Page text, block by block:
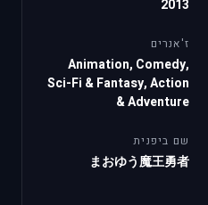
2013
ז'אנרים
Animation, Comedy,
Sci-Fi & Fantasy, Action
& Adventure
שם ביפנית
まおゆう魔王勇者